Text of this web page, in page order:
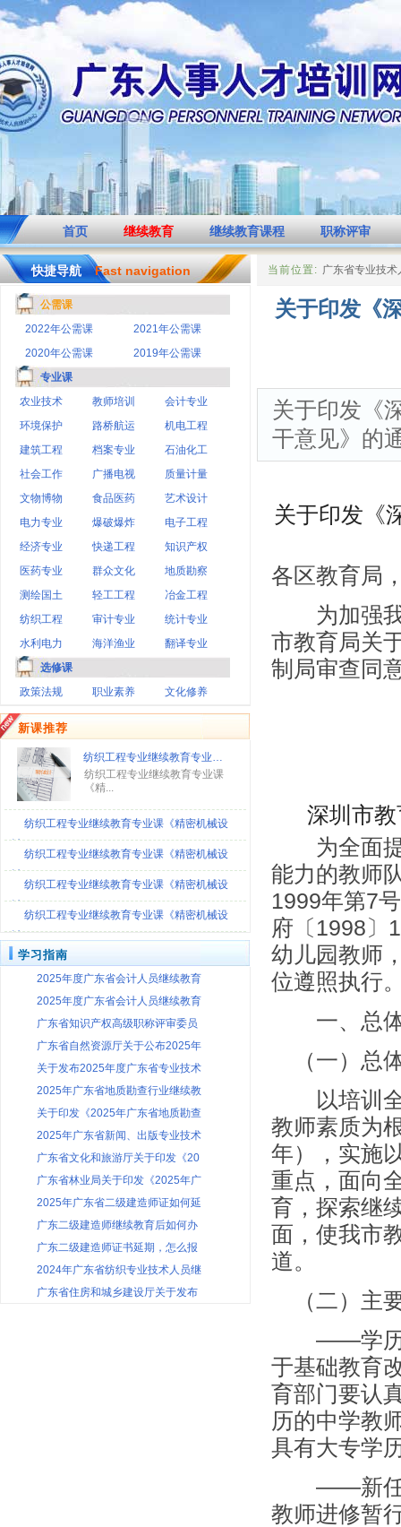
首页 继续教育 继续教育课程 职称评审
当前位置: 广东省专业技
关于印发《
关于印发《
干意见》的
关于印发《
各区教育局
为加强我
市教育局关
制局审查同
深圳市
为全面提
能力的教师
1999年第7
府〔1998〕
幼儿园教师
位遵照执行
一、总体
（一）总
以培训全
教师素质为
年），实施
重点，面向
育，探索继
面，使我市
道。
（二）主
——学历提
于基础教育
育部门要认
历的中学教
具有大专学
——新任教
教师进修暂
快捷导航 Fast navigation
公需课
2022年公需课
2021年公需课
2020年公需课
2019年公需课
专业课
农业技术
教师培训
会计专业
环境保护
路桥航运
机电工程
建筑工程
档案专业
石油化工
社会工作
广播电视
质量计量
文物博物
食品医药
艺术设计
电力专业
爆破爆炸
电子工程
经济专业
快递工程
知识产权
医药专业
群众文化
地质勘察
测绘国土
轻工工程
冶金工程
纺织工程
审计专业
统计专业
水利电力
海洋渔业
翻译专业
选修课
政策法规
职业素养 文化修养
新课推荐
纺织工程专业继续教育专业…
纺织工程专业继续教育专业课
《精...
纺织工程专业继续教育专业课《精密机械设
计-
纺织工程专业继续教育专业课《精密机械设
计-
纺织工程专业继续教育专业课《精密机械设
计-
纺织工程专业继续教育专业课《精密机械设
计-
学习指南
2025年度广东省会计人员继续教育
2025年度广东省会计人员继续教育
广东省知识产权高级职称评审委员
广东省自然资源厅关于公布2025年
关于发布2025年度广东省专业技术
2025年广东省地质勘查行业继续教
关于印发《2025年广东省地质勘查
2025年广东省新闻、出版专业技术
广东省文化和旅游厅关于印发《20
广东省林业局关于印发《2025年广
2025年广东省二级建造师证如何延
广东二级建造师继续教育后如何办
广东二级建造师证书延期，怎么报
2024年广东省纺织专业技术人员继
广东省住房和城乡建设厅关于发布